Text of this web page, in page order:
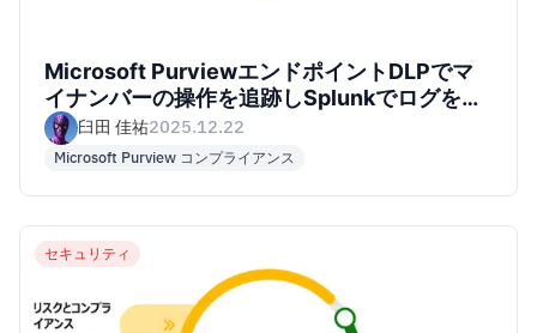
Microsoft PurviewエンドポイントDLPでマ
イナンバーの操作を追跡しSplunkでログを確
認してみた
臼田 佳祐2025.12.22
Microsoft Purview コンプライアンス
セキュリティ